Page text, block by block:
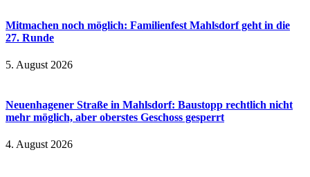
Mitmachen noch möglich: Familienfest Mahlsdorf geht in die
27. Runde
5. August 2026
Neuenhagener Straße in Mahlsdorf: Baustopp rechtlich nicht
mehr möglich, aber oberstes Geschoss gesperrt
4. August 2026